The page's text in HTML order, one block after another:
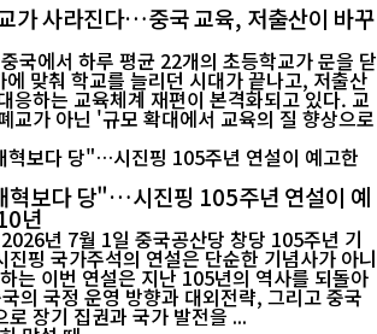
가 사라진다…중국 교육, 저출산이 바꾸
국에서 하루 평균 22개의 초등학교가 문을 닫
맞춰 학교를 늘리던 시대가 끝나고, 저출산
응하는 교육체계 재편이 본격화되고 있다. 교
교가 아닌 '규모 확대에서 교육의 질 향상으로
혁보다 당"…시진핑 105주년 연설이 예
년
년 7월 1일 중국공산당 창당 105주년 기
진핑 국가주석의 연설은 단순한 기념사가 아니
는 이번 연설은 지난 105년의 역사를 되돌아
의 국정 운영 방향과 대외전략, 그리고 중국
장기 집권과 국가 발전을 ...